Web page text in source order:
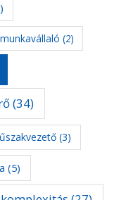
(2)
(34)
(3)
(5)